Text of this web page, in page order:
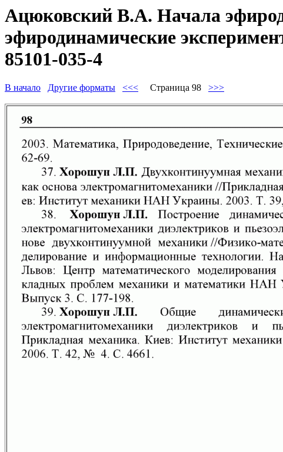
Ацюковский В.А. Начала
эфиродинамические
85101-035-4
В начало Другие форматы <<< Страница 98 >>>